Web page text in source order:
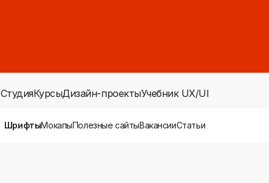
СтудияКурсыДизайн-проектыУчебник UX/UI
ШрифтыМокапыПолезные сайтыВакансииСтатьи